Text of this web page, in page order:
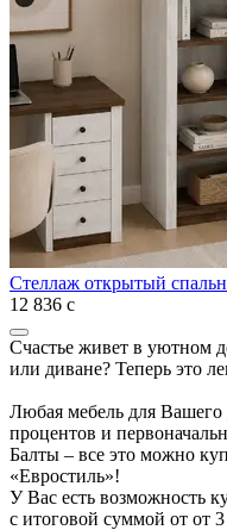
Стеллаж открытый
12 836 с
Счастье живет в уютном
или диване? Теперь это
Любая мебель для Вашего
процентов и
Балты – все это можно
«Евростиль»!
У Вас есть возможность
с итоговой суммой от от